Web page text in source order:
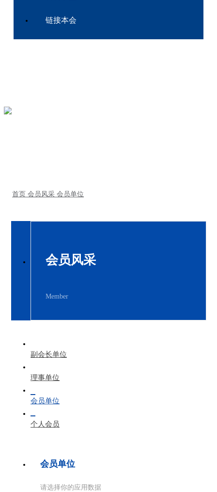
链接本会
首页 会员风采 会员单位
会员风采
Member
副会长单位
理事单位
会员单位
个人会员
会员单位
请选择你的应用数据